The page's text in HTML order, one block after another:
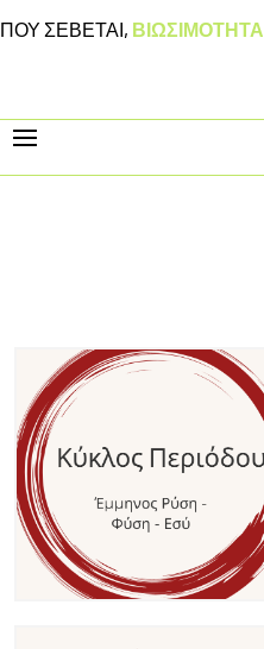
ΠΟΥ ΣΕΒΕΤΑΙ, ΒΙΩΣΙΜΟΤΗΤΑ